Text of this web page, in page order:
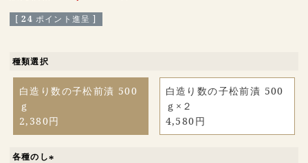
[ 24 ポイント進呈 ]
種類選択
白造り数の子松前漬 500
ｇ
2,380円
白造り数の子松前漬 500
ｇ×２
4,580円
各種のし